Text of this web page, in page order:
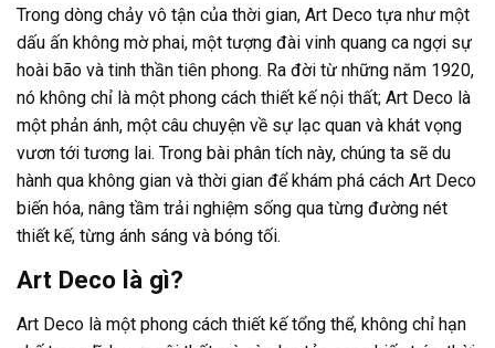
Trong dòng chảy vô tận của thời gian, Art Deco tựa như một
dấu ấn không mờ phai, một tượng đài vinh quang ca ngợi sự
hoài bão và tinh thần tiên phong. Ra đời từ những năm 1920,
nó không chỉ là một phong cách thiết kế nội thất; Art Deco là
một phản ánh, một câu chuyện về sự lạc quan và khát vọng
vươn tới tương lai. Trong bài phân tích này, chúng ta sẽ du
hành qua không gian và thời gian để khám phá cách Art Deco
biến hóa, nâng tầm trải nghiệm sống qua từng đường nét
thiết kế, từng ánh sáng và bóng tối.
Art Deco là gì?
Art Deco là một phong cách thiết kế tổng thể, không chỉ hạn